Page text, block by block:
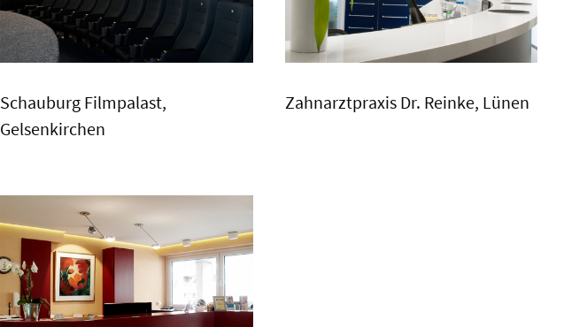
Schauburg Filmpalast,
Gelsenkirchen
Zahnarztpraxis Dr. Reinke, Lünen